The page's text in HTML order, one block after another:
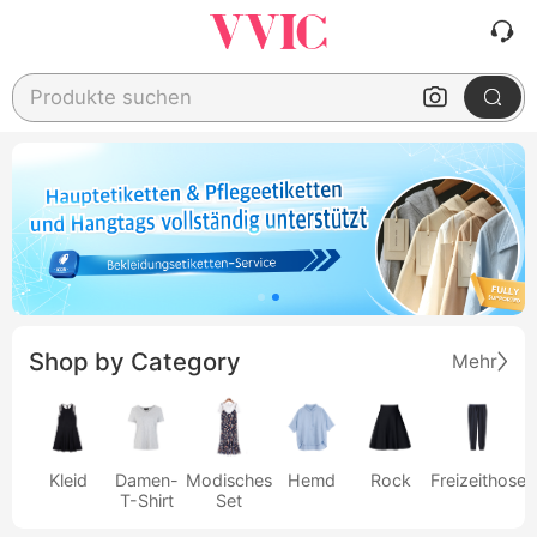
Produkte suchen
Shop by Category Mehr
Kleid
Damen-
T-Shirt
Modisches
Set
Hemd Rock Freizeithose